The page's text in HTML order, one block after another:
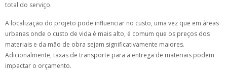
total do serviço.
A localização do projeto pode influenciar no custo, uma vez que em áreas
urbanas onde o custo de vida é mais alto, é comum que os preços dos
materiais e da mão de obra sejam significativamente maiores.
Adicionalmente, taxas de transporte para a entrega de materiais podem
impactar o orçamento.